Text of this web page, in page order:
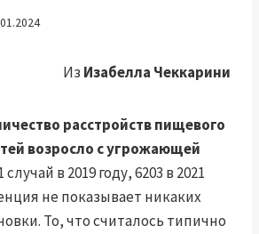
Из Изабелла Чеккарини
расстройств пищевого
возросло с угрожающей
случай в 2019 году, 6203 в 2021
не показывает никаких
То, что считалось типично